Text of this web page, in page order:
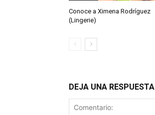
Conoce a Ximena Rodríguez
(Lingerie)
DEJA UNA RESPUESTA